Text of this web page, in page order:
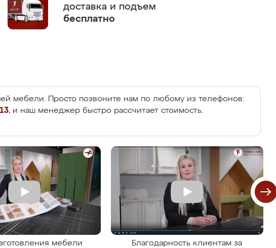
доставка и подъем
бесплатно
мебели. Просто позвоните нам по любому из телефонов:
, и наш менеджер быстро рассчитает стоимость.
мебели
Благодарность клиентам за